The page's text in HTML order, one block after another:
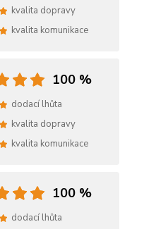
kvalita dopravy
kvalita komunikace
100 %
dodací lhůta
kvalita dopravy
kvalita komunikace
100 %
dodací lhůta